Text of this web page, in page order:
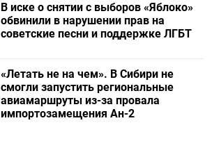
В иске о снятии с выборов «Яблоко»
обвинили в нарушении прав на
советские песни и поддержке ЛГБТ
«Летать не на чем». В Сибири не
смогли запустить региональные
авиамаршруты из-за провала
импортозамещения Ан-2